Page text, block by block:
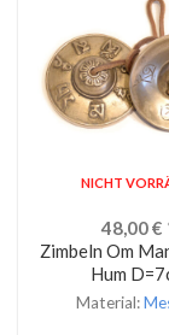
NICHT
48,00€
Zimbeln Om
Hum
Material: